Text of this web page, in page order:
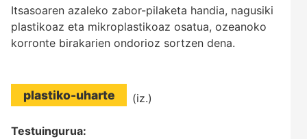
Itsasoaren azaleko zabor-pilaketa handia, nagusiki
plastikoaz eta mikroplastikoaz osatua, ozeanoko
korronte birakarien ondorioz sortzen dena.
plastiko-uharte (iz.)
Testuingurua: